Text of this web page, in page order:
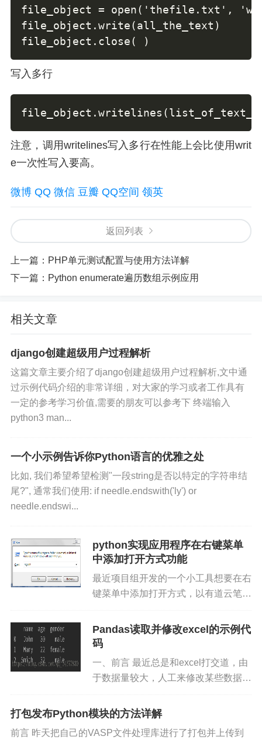
file_object = open('thefile.txt',
file_object.write(all_the_text)
file_object.close( )
写入多行
注意，调用writelines写入多行在性能上会比使用writ
e一次性写入要高。
微博 QQ 微信 豆瓣 QQ空间 领英
返回列表
上一篇： PHP单元测试配置与使用方法详解
下一篇： Python enumerate遍历数组示例应用
相关文章
django创建超级用户过程解析
这篇文章主要介绍了django创建超级用户过程解析,文中通
过示例代码介绍的非常详细，对大家的学习或者工作具有
一定的参考学习价值,需要的朋友可以参考下 终端输入
python3 man...
一个小示例告诉你Python语言的优雅之处
比如, 我们希望希望检测"一段string是否以特定的字符串结
尾?", 通常我们使用: if needle.endswith('ly') or
needle.endswi...
python实现应用程序在右键菜单
中添加打开方式功能
最近项目组开发的一个小工具想要在右
键菜单中添加打开方式，以有道云笔记
求拆解： 如何实现手动添加右键菜单
的打开方式： Step1：打开注册表编辑
Pandas读取并修改excel的示例代
码
一、前言 最近总是和excel打交道，由
于数据量较大，人工来修改某些数据可
Python数据处理的神器—–Pandas
打包发布Python模块的方法详解
前言 昨天把自己的VASP文件处理库进行了打包并上传到